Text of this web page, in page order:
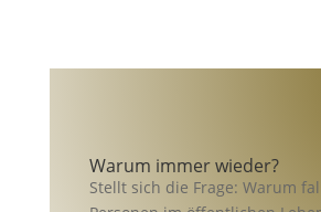
Warum immer wieder?
Stellt sich die Frage: Warum